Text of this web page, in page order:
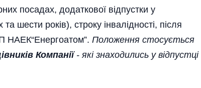
посадах, додаткової відпустки у
шести років), строку інвалідності, після
НАЕК“Енергоатом”. Положення стосується
Компанії- які знаходились у відпустці